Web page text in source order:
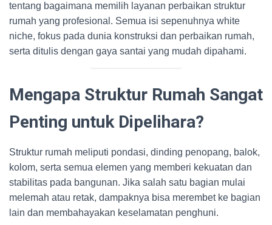
tentang bagaimana memilih layanan perbaikan struktur
rumah yang profesional. Semua isi sepenuhnya white
niche, fokus pada dunia konstruksi dan perbaikan rumah,
serta ditulis dengan gaya santai yang mudah dipahami.
Mengapa Struktur Rumah Sangat
Penting untuk Dipelihara?
Struktur rumah meliputi pondasi, dinding penopang, balok,
kolom, serta semua elemen yang memberi kekuatan dan
stabilitas pada bangunan. Jika salah satu bagian mulai
melemah atau retak, dampaknya bisa merembet ke bagian
lain dan membahayakan keselamatan penghuni.